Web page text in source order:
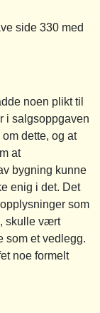
side 330 med
noen plikt til
i salgsoppgaven
dette, og at
at
bygning kunne
enig i det. Det
som
skulle vært
som et vedlegg.
noe formelt